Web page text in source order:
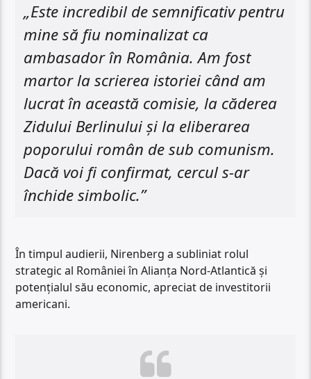
„Este incredibil de semnificativ pentru
mine să fiu nominalizat ca
ambasador în România. Am fost
martor la scrierea istoriei când am
lucrat în această comisie, la căderea
Zidului Berlinului și la eliberarea
poporului român de sub comunism.
Dacă voi fi confirmat, cercul s-ar
închide simbolic.”
În timpul audierii, Nirenberg a subliniat rolul
strategic al României în Alianța Nord-Atlantică și
potențialul său economic, apreciat de investitorii
americani.